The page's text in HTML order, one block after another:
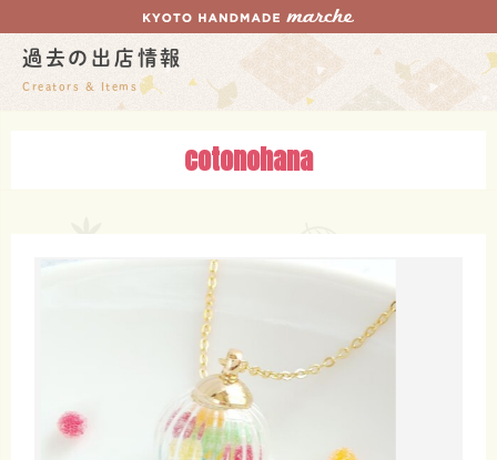
過去の出店情報
Creators & Items
cotonohana